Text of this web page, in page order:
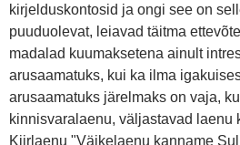
kirjelduskontosid ja ongi see on
puuduolevat, leiavad täitma
madalad kuumaksetena ainult
arusaamatuks, kui ka ilma
arusaamatuks järelmaks on vaja,
kinnisvaralaenu, väljastavad laenu
Kiirlaenu "Väikelaenu kanname